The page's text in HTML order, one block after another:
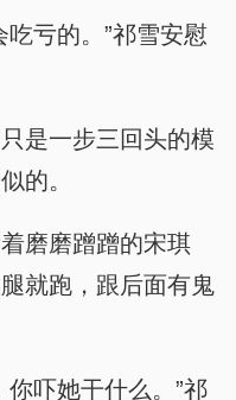
亏的。”祁雪安慰
是一步三回头的模
的。
磨磨蹭蹭的宋琪
就跑，跟后面有鬼
吓她干什么。”祁